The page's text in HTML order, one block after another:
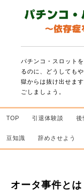
パチンコ・スロット
るのに、どうしても
獄からは抜け出せま
ごしましょう。
TOP 引退体験談 後
豆知識 辞めさせよう
オータ事件と